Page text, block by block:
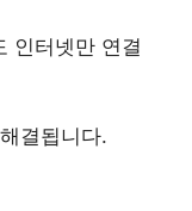
인터넷만 연결
결됩니다.